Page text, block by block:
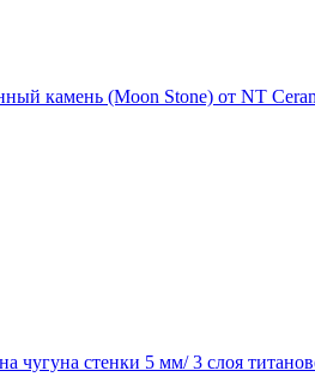
камень (Moon Stone) от NT
стенки 5 мм/ 3 слоя